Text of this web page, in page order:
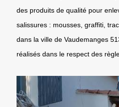
des produits de qualité pour
salissures : mousses, graffiti,
dans la ville de Vaudemanges
réalisés dans le respect des